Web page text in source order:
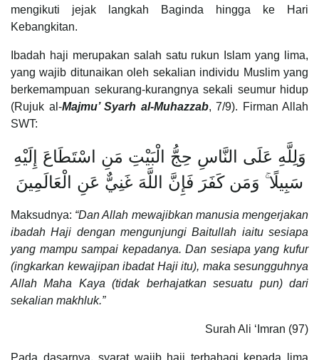
mengikuti jejak langkah Baginda hingga ke Hari
Kebangkitan.
Ibadah haji merupakan salah satu rukun Islam yang lima,
yang wajib ditunaikan oleh sekalian individu Muslim yang
berkemampuan sekurang-kurangnya sekali seumur hidup
(Rujuk al-Majmu’ Syarh al-Muhazzab, 7/9). Firman Allah
SWT:
وَلِلَّهِ عَلَى النَّاسِ حِجُّ الْبَيْتِ مَنِ اسْتَطَاعَ إِلَيْهِ
سَبِيلًا ۚ وَمَن كَفَرَ فَإِنَّ اللَّهَ غَنِيٌّ عَنِ الْعَالَمِينَ
Maksudnya: “Dan Allah mewajibkan manusia mengerjakan
ibadah Haji dengan mengunjungi Baitullah iaitu sesiapa
yang mampu sampai kepadanya. Dan sesiapa yang kufur
(ingkarkan kewajipan ibadat Haji itu), maka sesungguhnya
Allah Maha Kaya (tidak berhajatkan sesuatu pun) dari
sekalian makhluk.”
Surah Ali ‘Imran (97)